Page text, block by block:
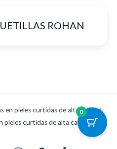
ROHAN
en pieles curtidas de alta calidad.
pieles curtidas de alta calidad.
0